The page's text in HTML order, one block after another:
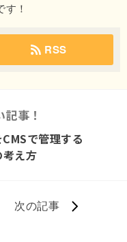
！
RSS
事！
で管理する
考え方
次の記事